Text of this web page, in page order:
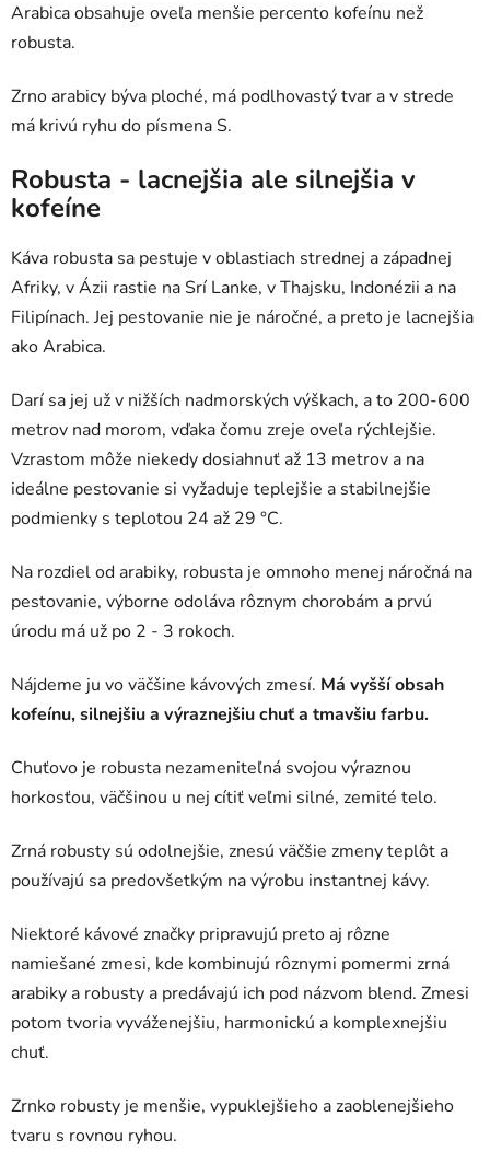
Arabica obsahuje oveľa menšie percento kofeínu než
robusta.
Zrno arabicy býva ploché, má podlhovastý tvar a v strede
má krivú ryhu do písmena S.
Robusta - lacnejšia ale silnejšia v
kofeíne
Káva robusta sa pestuje v oblastiach strednej a západnej
Afriky, v Ázii rastie na Srí Lanke, v Thajsku, Indonézii a na
Filipínach. Jej pestovanie nie je náročné, a preto je lacnejšia
ako Arabica.
Darí sa jej už v nižších nadmorských výškach, a to 200-600
metrov nad morom, vďaka čomu zreje oveľa rýchlejšie.
Vzrastom môže niekedy dosiahnuť až 13 metrov a na
ideálne pestovanie si vyžaduje teplejšie a stabilnejšie
podmienky s teplotou 24 až 29 °C.
Na rozdiel od arabiky, robusta je omnoho menej náročná na
pestovanie, výborne odoláva rôznym chorobám a prvú
úrodu má už po 2 - 3 rokoch.
Nájdeme ju vo väčšine kávových zmesí. Má vyšší obsah
kofeínu, silnejšiu a výraznejšiu chuť a tmavšiu farbu.
Chuťovo je robusta nezameniteľná svojou výraznou
horkosťou, väčšinou u nej cítiť veľmi silné, zemité telo.
Zrná robusty sú odolnejšie, znesú väčšie zmeny teplôt a
používajú sa predovšetkým na výrobu instantnej kávy.
Niektoré kávové značky pripravujú preto aj rôzne
namiešané zmesi, kde kombinujú rôznymi pomermi zrná
arabiky a robusty a predávajú ich pod názvom blend. Zmesi
potom tvoria vyváženejšiu, harmonickú a komplexnejšiu
chuť.
Zrnko robusty je menšie, vypuklejšieho a zaoblenejšieho
tvaru s rovnou ryhou.